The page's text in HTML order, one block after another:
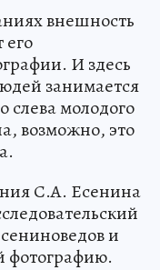
внешность
его
И здесь
занимается
слева молодого
возможно, это
С.А. Есенина
и
фотографию.